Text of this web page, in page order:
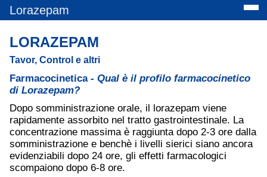
Lorazepam
LORAZEPAM
Tavor, Control e altri
Farmacocinetica - Qual è il profilo farmacocinetico
di Lorazepam?
Dopo somministrazione orale, il lorazepam viene
rapidamente assorbito nel tratto gastrointestinale. La
concentrazione massima è raggiunta dopo 2-3 ore dalla
somministrazione e benchè i livelli sierici siano ancora
evidenziabili dopo 24 ore, gli effetti farmacologici
scompaiono dopo 6-8 ore.